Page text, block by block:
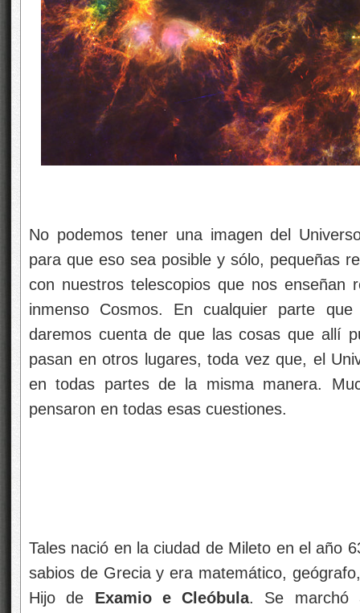
No podemos tener una imagen del
para que eso sea posible y sólo, pequeñas
con nuestros telescopios que nos enseñan
inmenso Cosmos. En cualquier parte
daremos cuenta de que las cosas que allí
pasan en otros lugares, toda vez que, el
en todas partes de la misma manera.
pensaron en todas esas cuestiones.
Tales nació en la ciudad de Mileto en el año
sabios de Grecia y era matemático,
Hijo de Examio e Cleóbula. Se marchó